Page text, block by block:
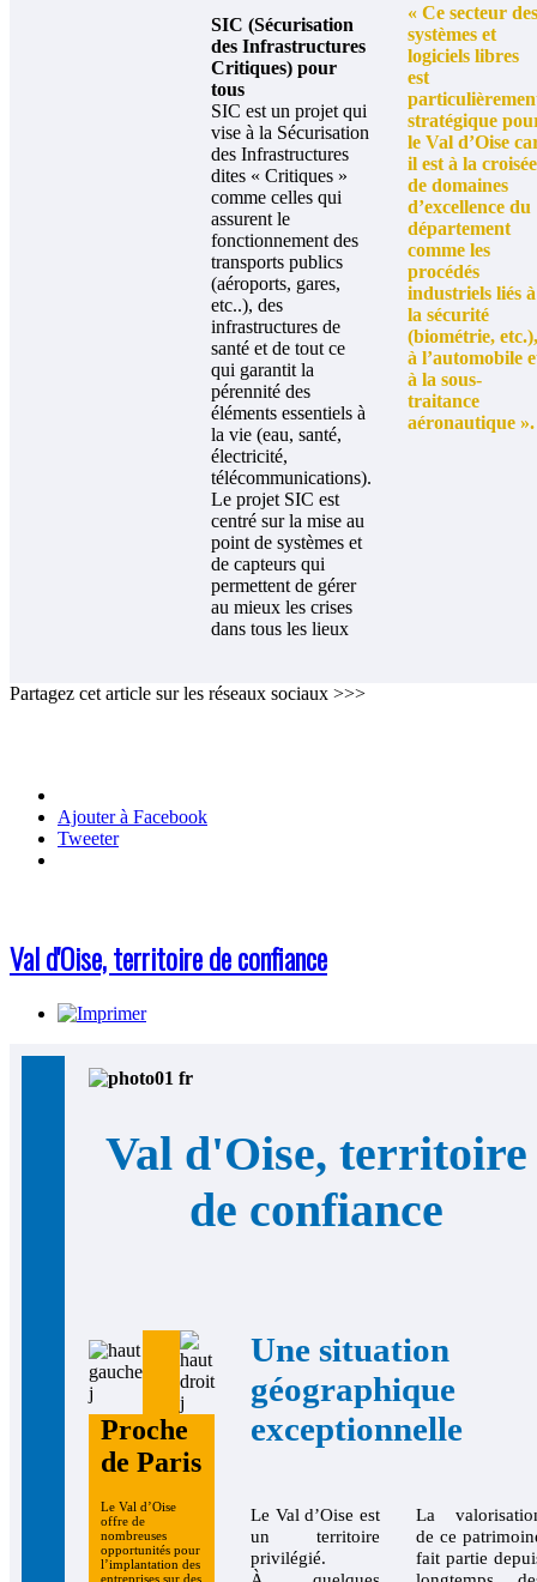
SIC (Sécurisation
des Infrastructures
Critiques) pour
tous
SIC est un projet qui
vise à la Sécurisation
des Infrastructures
dites « Critiques »
comme celles qui
assurent le
fonctionnement des
transports publics
(aéroports, gares,
etc..), des
infrastructures de
santé et de tout ce
qui garantit la
pérennité des
éléments essentiels à
la vie (eau, santé,
électricité,
télécommunications).
Le projet SIC est
centré sur la mise au
point de systèmes et
de capteurs qui
permettent de gérer
au mieux les crises
dans tous les lieux
« Ce secteur des
systèmes et
logiciels libres
est
stratégique
le Val d’Oise
il est à la croisée
de domaines
d’excellence du
département
comme les
procédés
industriels liés à
la sécurité
(biométrie, etc.),
à l’automobile
à la sous-
traitance
aéronautique ».
Partagez cet article sur les réseaux sociaux >>>
Ajouter à Facebook
Tweeter
Val d'Oise, territoire de confiance
Val d'Oise, territoire
de confiance
Proche
de Paris
Le Val d’Oise
offre de
nombreuses
opportunités pour
l’implantation des
entreprises sur des
Une situation
géographique
exceptionnelle
Le Val d’Oise est
un territoire
privilégié.
La
de ce
fait partie